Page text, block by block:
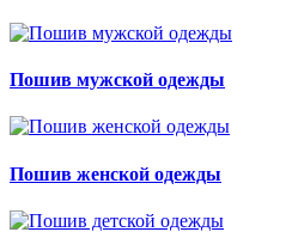
Пошив мужской одежды
Пошив женской одежды